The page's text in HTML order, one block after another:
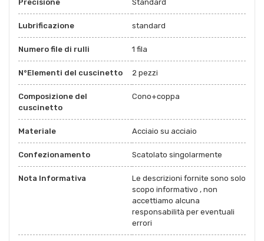
Precisione Standard
Lubrificazione standard
Numero file di rulli 1 fila
N°Elementi del cuscinetto 2 pezzi
Composizione del
cuscinetto
Cono+coppa
Materiale Acciaio su acciaio
Confezionamento Scatolato singolarmente
Nota Informativa
Le descrizioni fornite sono solo
scopo informativo , non
accettiamo alcuna
responsabilità per eventuali
errori